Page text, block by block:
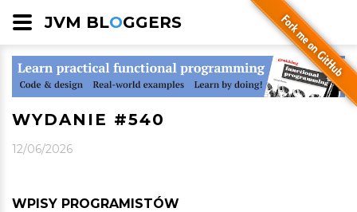
JVM BLOGGERS
WYDANIE #540
12/06/2026
WPISY PROGRAMISTÓW